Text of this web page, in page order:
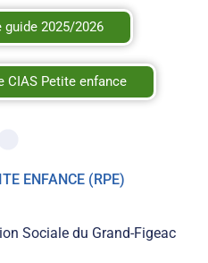
2025/2026
CIAS Petite enfance
ENFANCE (RPE)
Sociale du Grand-Figeac